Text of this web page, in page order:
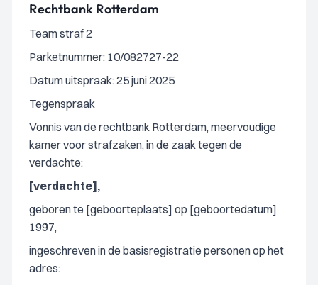
Rechtbank Rotterdam
Team straf 2
Parketnummer: 10/082727-22
Datum uitspraak: 25 juni 2025
Tegenspraak
Vonnis van de rechtbank Rotterdam, meervoudige
kamer voor strafzaken, in de zaak tegen de
verdachte:
[verdachte],
geboren te [geboorteplaats] op [geboortedatum]
1997,
ingeschreven in de basisregistratie personen op het
adres: